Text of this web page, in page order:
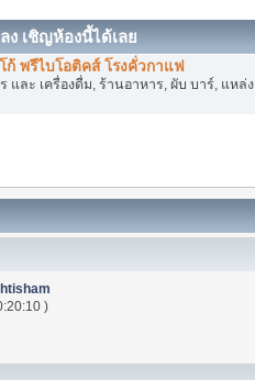
ง เชิญห้องนี้ได้เลย
ก้ พรีไบโอติคส์ โรงคั่วกาแฟ
ละ เครื่องดื่ม, ร้านอาหาร, ผับ บาร์, แหล่ง
)